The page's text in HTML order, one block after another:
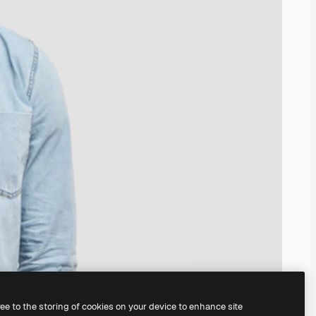
to the storing of cookies on your device to enhance site